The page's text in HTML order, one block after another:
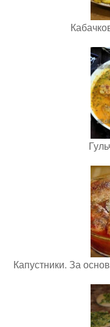
Капустники. За